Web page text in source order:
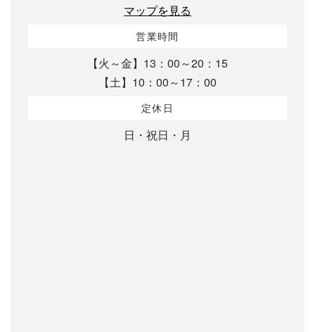
マップを見る
営業時間
【火～金】13：00～20：15
【土】10：00～17：00
定休日
日・祝日・月